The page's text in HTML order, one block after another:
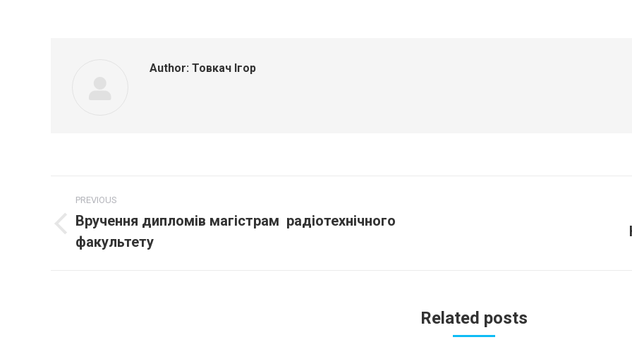
Author: Товкач Ігор
Post
navigation
PREVIOUS
Previous
post:
Вручення дипломів магістрам радіотехнічного
факультету
Related posts